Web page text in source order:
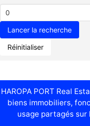
Réinitialiser
HAROPA PORT Real
biens immobiliers,
usage partagés sur